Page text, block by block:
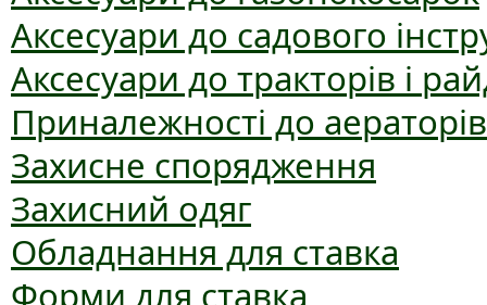
Аксесуари до садового
Аксесуари до тракторів і
Приналежності до аераторів
Захисне спорядження
Захисний одяг
Обладнання для ставка
Форми для ставка